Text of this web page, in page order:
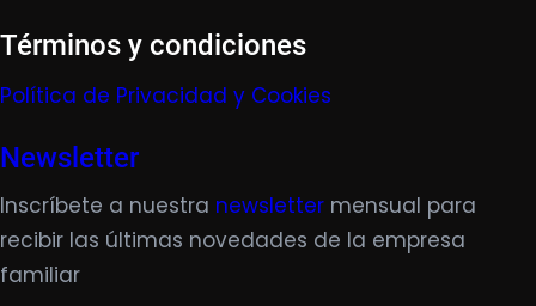
Términos y condiciones
Política de Privacidad y Cookies
Newsletter
Inscríbete a nuestra newsletter mensual para
recibir las últimas novedades de la empresa
familiar